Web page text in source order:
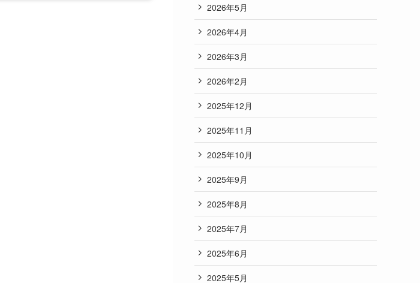
2026年5月
2026年4月
2026年3月
2026年2月
2025年12月
2025年11月
2025年10月
2025年9月
2025年8月
2025年7月
2025年6月
2025年5月